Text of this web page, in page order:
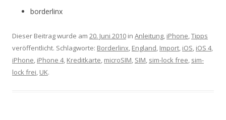
borderlinx
Dieser Beitrag wurde am 20. Juni 2010 in Anleitung, iPhone,Tipps
veröffentlicht. Schlagworte: Borderlinx, England, Import, iOS, iOS 4,
iPhone, iPhone 4, Kreditkarte, microSIM, SIM, sim-lock free, sim-
lock frei, UK.